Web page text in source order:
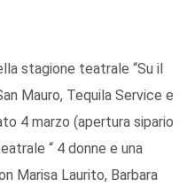
stagione teatrale “Su il
Mauro, Tequila Service e
4 marzo (apertura sipario
“ 4 donne e una
Marisa Laurito, Barbara